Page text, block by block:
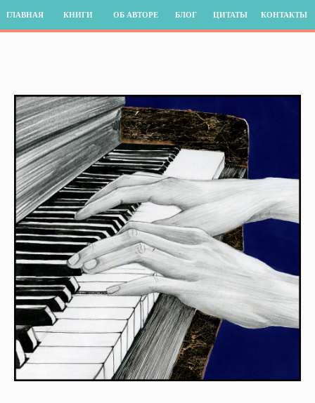
ГЛАВНАЯ ЦИТАТЫ КОНТАКТЫ
КНИГИ ОБ АВТОРЕ БЛОГ